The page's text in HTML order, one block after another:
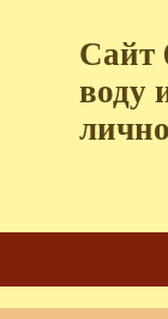
Сайт
воду